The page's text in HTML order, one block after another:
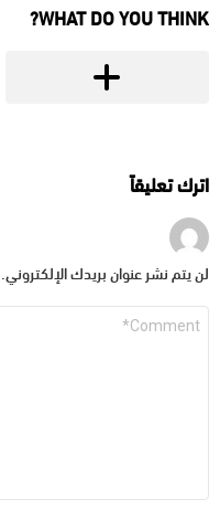
WHAT DO YOU THINK?
اترك تعليقاً
لن يتم نشر عنوان بريدك الإلكتروني.